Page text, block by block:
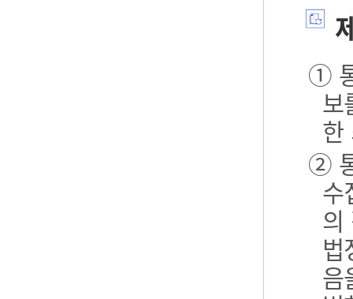
①
보
한
②
수
의
음